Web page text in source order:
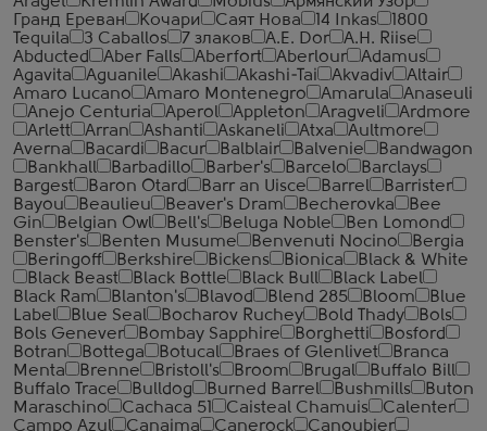
Гранд Ереван
Кочари Саят Нова 14 Inkas
1800
Tequila
3 Caballos 7 злаков A.E. Dor
A.H. Riise
Abducted
Aber Falls Aberfort Aberlour
Adamus
Agavita
Aguanile Akashi Akashi-Tai Akvadiv
Altair
Amaro Lucano
Amaro Montenegro Amarula
Anaseuli
Anejo Centuria
Aperol Appleton Aragveli
Ardmore
Arlett
Arran Ashanti Askaneli Atxa
Aultmore
Averna
Bacardi Bacur Balblair Balvenie
Bandwagon
Bankhall
Barbadillo Barber's Barcelo
Barclays
Bargest
Baron Otard Barr an Uisce Barrel
Barrister
Bayou
Beaulieu Beaver's Dram Becherovka
Bee
Gin
Belgian Owl Bell's Beluga Noble
Ben Lomond
Benster's
Benten Musume Benvenuti Nocino
Bergia
Beringoff
Berkshire Bickens Bionica
Black & White
Black Beast
Black Bottle Black Bull
Black Label
Black Ram
Blanton's Blavod Blend 285 Bloom
Blue
Label
Blue Seal Bocharov Ruchey Bold Thady
Bols
Bols Genever
Bombay Sapphire Borghetti
Bosford
Botran
Bottega Botucal Braes of Glenlivet
Branca
Menta
Brenne Bristoll's Broom Brugal
Buffalo Bill
Buffalo Trace
Bulldog Burned Barrel Bushmills
Buton
Maraschino
Cachaca 51 Caisteal Chamuis
Calenter
Campo Azul
Canaima Canerock
Canoubier